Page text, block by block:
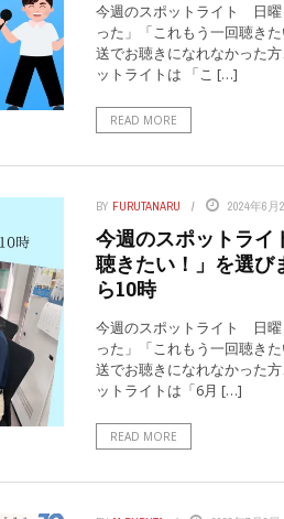
今週のスポットライト 日曜
った」「これもう一回聴き
送でお聴きになれなかった
ットライトは 「こ […]
READ MORE
BY FURUTANARU 2024年6月
今週のスポットラ
聴きたい！」を選び
ら10時
今週のスポットライト 日曜
った」「これもう一回聴き
送でお聴きになれなかった
ットライトは「6月 […]
READ MORE